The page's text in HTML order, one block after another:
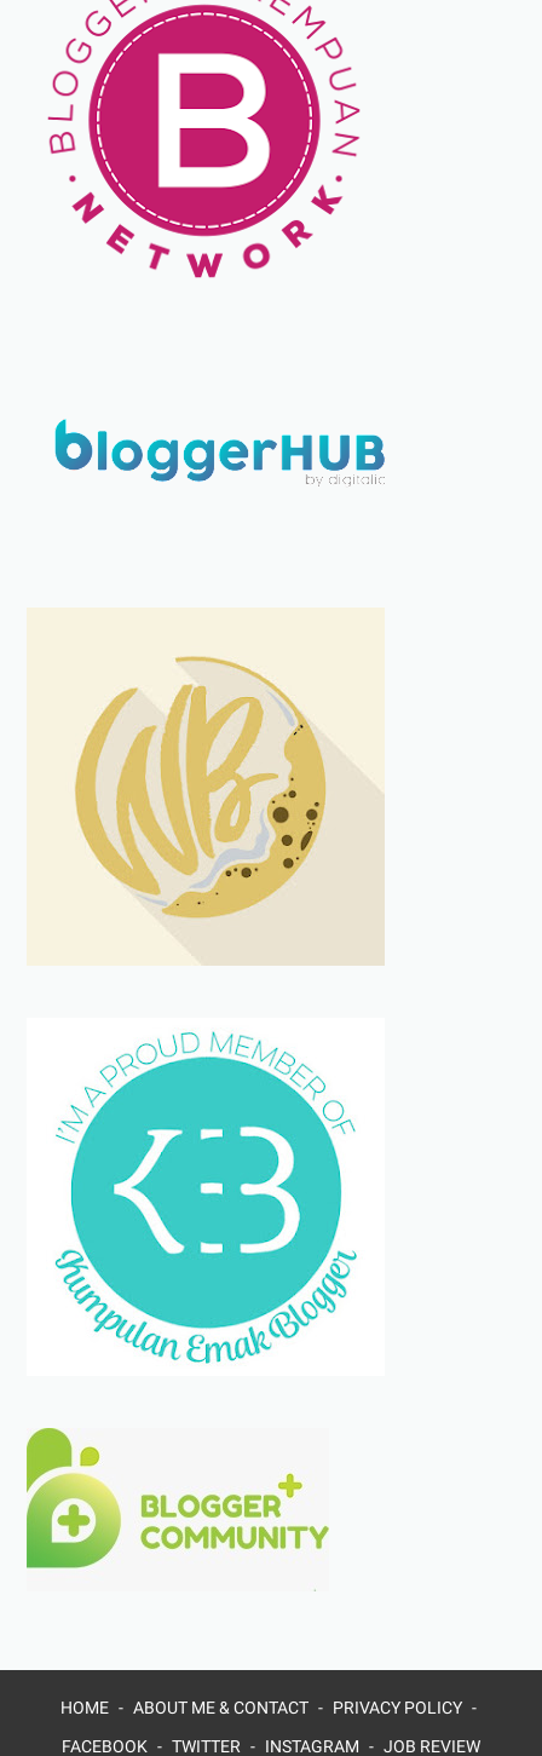
HOME ABOUT ME & CONTACT
PRIVACY POLICY
FACEBOOK
TWITTER INSTAGRAM JOB REVIEW